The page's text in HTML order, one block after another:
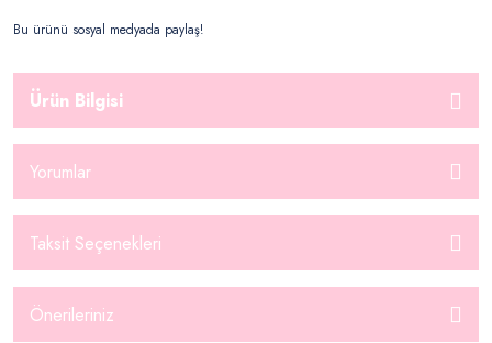
Bu ürünü sosyal medyada paylaş!
Ürün Bilgisi
Yorumlar
Taksit Seçenekleri
Önerileriniz